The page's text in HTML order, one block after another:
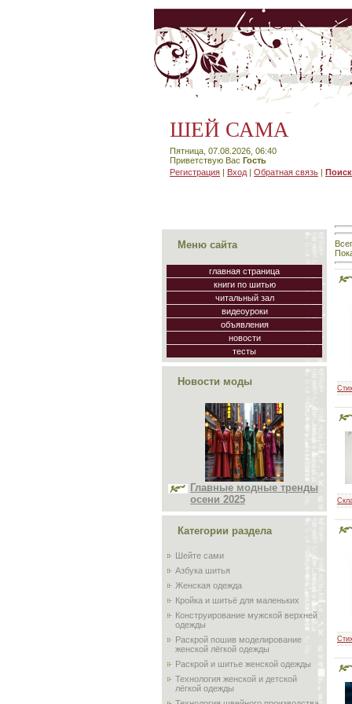
ШЕЙ САМА
Пятница, 07.08.2026, 06:40
Приветствую Вас Гость
Регистрация | Вход | Обратная связь |
Меню сайта
главная страница
книги по шитью
читальный зал
видеоуроки
объявления
новости
тесты
Новости моды
Главные модные тренды
осени 2025
Категории раздела
Шейте сами
Азбука шитья
Женская одежда
Кройка и шитьё для маленьких
Конструирование мужской верхней
одежды
Раскрой пошив моделирование
женской лёгкой одежды
Раскрой и шитье женской одежды
Технология женской и детской
лёгкой одежды